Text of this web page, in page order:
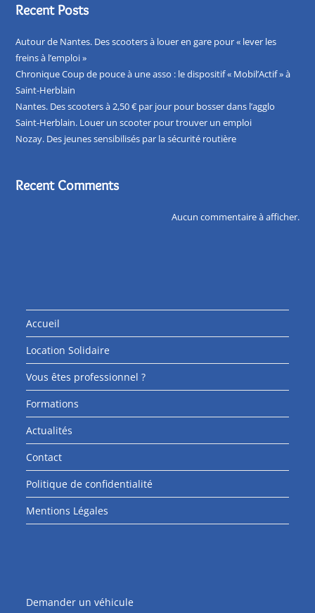
Recent Posts
Autour de Nantes. Des scooters à louer en gare pour « lever les
freins à l’emploi »
Chronique Coup de pouce à une asso : le dispositif « Mobil’Actif » à
Saint-Herblain
Nantes. Des scooters à 2,50 € par jour pour bosser dans l’agglo
Saint-Herblain. Louer un scooter pour trouver un emploi
Nozay. Des jeunes sensibilisés par la sécurité routière
Recent Comments
Aucun commentaire à afficher.
Accueil
Location Solidaire
Vous êtes professionnel ?
Formations
Actualités
Contact
Politique de confidentialité
Mentions Légales
Demander un véhicule